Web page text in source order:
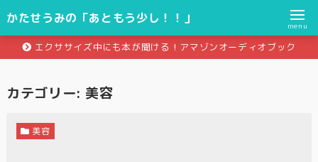
かたせうみの「あともう少し！！」
menu
エクササイズ中にも本が聞ける！アマゾンオーディオブック
カテゴリー: 美容
美容